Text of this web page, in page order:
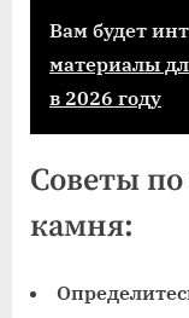
Вам будет
материалы
в 2026 году
Советы
камня: